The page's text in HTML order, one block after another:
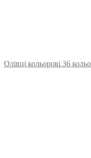
Олівці кольорові 36